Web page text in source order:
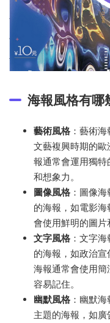
海報風格有哪
藝術風格 ：藝術
文藝複興時期的
報通常會運用獨
和想象力。
圖像風格 ：圖像
的海報，如電影
會使用鮮明的圖片
文字風格 ：文字
的海報，如政治
海報通常會使用
容易記住。
幽默風格 ：幽默
主題的海報，如